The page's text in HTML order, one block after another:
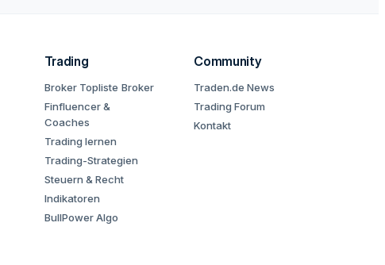
Trading
Broker Topliste Broker
Finfluencer &
Coaches
Trading lernen
Trading-Strategien
Steuern & Recht
Indikatoren
BullPower Algo
Community
Traden.de News
Trading Forum
Kontakt